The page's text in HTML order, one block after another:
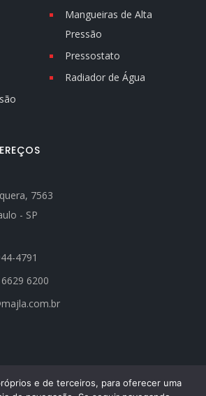
Mangueiras de Alta
Pressão
Pressostato
Radiador de Água
7563
- SP
4791
6200
e de terceiros, para oferecer uma